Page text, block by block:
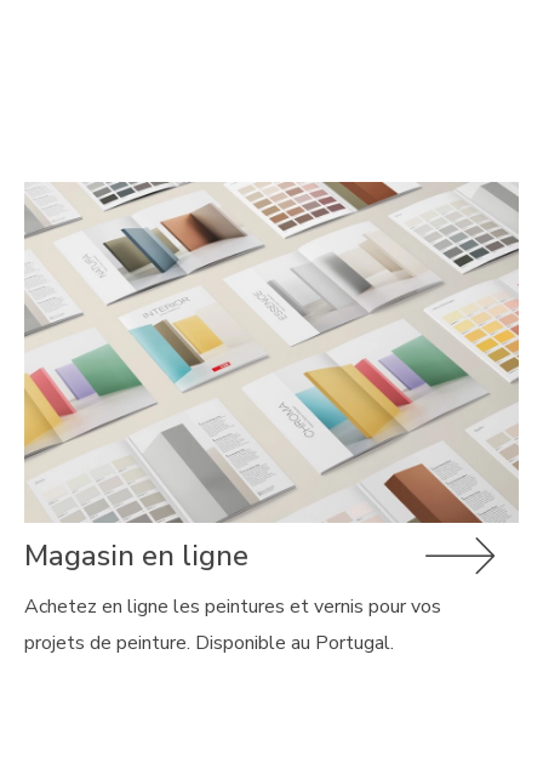
Magasin en ligne
Achetez en ligne les peintures et vernis pour vos
projets de peinture. Disponible au Portugal.